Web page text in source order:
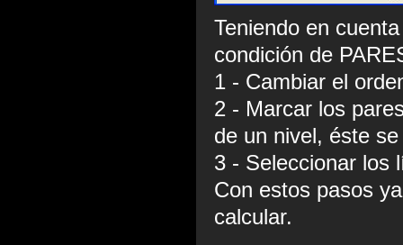
Teniendo en
condición de
1 - Cambiar el
2 - Marcar los
de un nivel, éste
3 - Seleccionar los
Con estos pasos
calcular.